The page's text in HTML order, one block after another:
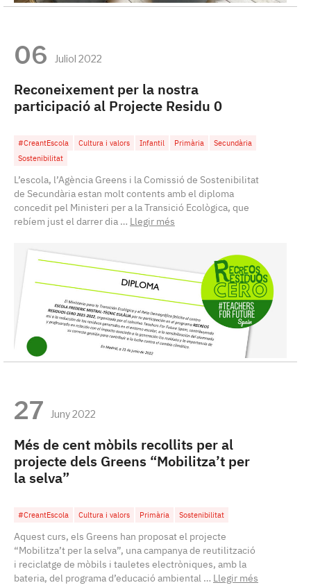
06 Juliol 2022
Reconeixement per la nostra
participació al Projecte Residu 0
#CreantEscola Cultura i valors Infantil Primària
Secundària
Sostenibilitat
L’escola, l’Agència Greens i la Comissió de Sostenibilitat
de Secundària estan molt contents amb el diploma
concedit pel Ministeri per a la Transició Ecològica, que
rebíem just el darrer dia … Llegir més
27 Juny 2022
Més de cent mòbils recollits per al
projecte dels Greens “Mobilitza’t per
la selva”
#CreantEscola Cultura i valors Primària Sostenibilitat
Aquest curs, els Greens han proposat el projecte
“Mobilitza’t per la selva”, una campanya de reutilització
i reciclatge de mòbils i tauletes electròniques, amb la
bateria, del programa d’educació ambiental … Llegir més